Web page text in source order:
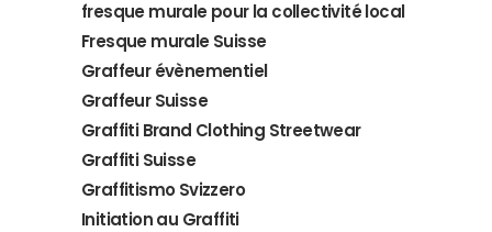
fresque murale pour la collectivité local
Fresque murale Suisse
Graffeur évènementiel
Graffeur Suisse
Graffiti Brand Clothing Streetwear
Graffiti Suisse
Graffitismo Svizzero
Initiation au Graffiti